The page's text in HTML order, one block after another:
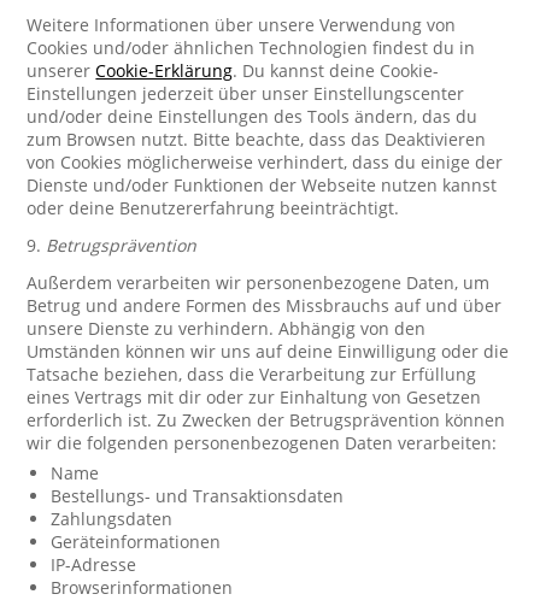
Weitere Informationen über unsere Verwendung von
Cookies und/oder ähnlichen Technologien findest du in
unsererCookie-Erklärung. Du kannst deine Cookie-
Einstellungen jederzeit über unser Einstellungscenter
und/oder deine Einstellungen des Tools ändern, das du
zum Browsen nutzt. Bitte beachte, dass das Deaktivieren
von Cookies möglicherweise verhindert, dass du einige der
Dienste und/oder Funktionen der Webseite nutzen kannst
oder deine Benutzererfahrung beeinträchtigt.
9. Betrugsprävention
Außerdem verarbeiten wir personenbezogene Daten, um
Betrug und andere Formen des Missbrauchs auf und über
unsere Dienste zu verhindern. Abhängig von den
Umständen können wir uns auf deine Einwilligung oder die
Tatsache beziehen, dass die Verarbeitung zur Erfüllung
eines Vertrags mit dir oder zur Einhaltung von Gesetzen
erforderlich ist. Zu Zwecken der Betrugsprävention können
wir die folgenden personenbezogenen Daten verarbeiten:
Name
Bestellungs- und Transaktionsdaten
Zahlungsdaten
Geräteinformationen
IP-Adresse
Browserinformationen